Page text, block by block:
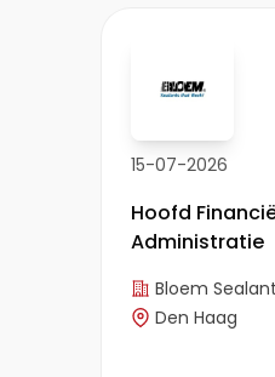
15-07-2026
Hoofd
Administratie
Bloem
Den Haag